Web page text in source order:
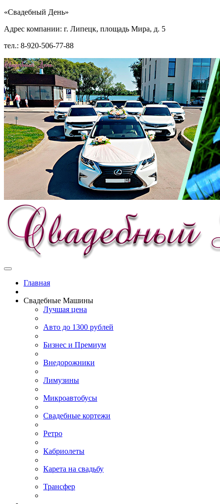
«Свадебный День»
Адрес компании: г. Липецк, площадь Мира, д. 5
тел.: 8-920-506-77-88
Главная
Свадебные Машины
Лучшая цена
Авто до 1300 рублей
Бизнес и Премиум
Внедорожники
Лимузины
Микроавтобусы
Свадебные кортежи
Ретро
Кабриолеты
Карета на свадьбу
Трансфер